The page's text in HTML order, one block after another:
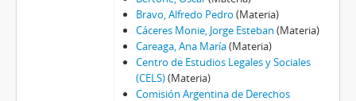
Bravo, Alfredo Pedro (Materia)
Cáceres Monie, Jorge Esteban (Materia)
Careaga, Ana María(Materia)
Centro de Estudios Legales y Sociales
(CELS)(Materia)
Comisión Argentina de Derechos